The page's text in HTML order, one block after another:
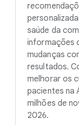
saúde da
informações
mudanças
resultados.
melhorar os
pacientes na
milhões de
2026.